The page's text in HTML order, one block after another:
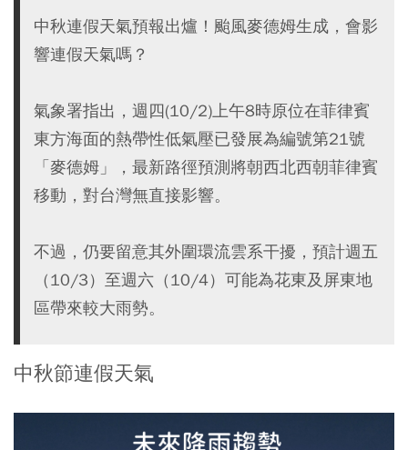
中秋連假天氣預報出爐！颱風麥德姆生成，會影
響連假天氣嗎？
氣象署指出，週四(10/2)上午8時原位在菲律賓
東方海面的熱帶性低氣壓已發展為編號第21號
「麥德姆」，最新路徑預測將朝西北西朝菲律賓
移動，對台灣無直接影響。
不過，仍要留意其外圍環流雲系干擾，預計週五
（10/3）至週六（10/4）可能為花東及屏東地
區帶來較大雨勢。
中秋節連假天氣